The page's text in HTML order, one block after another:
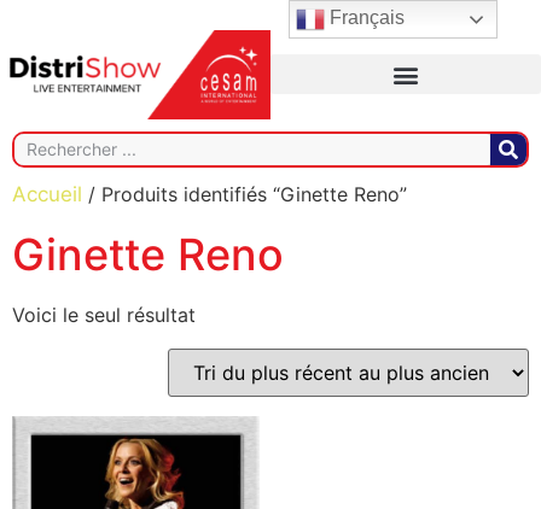
Accueil / Produits identifiés “Ginette Reno”
Ginette Reno
Voici le seul résultat
Français